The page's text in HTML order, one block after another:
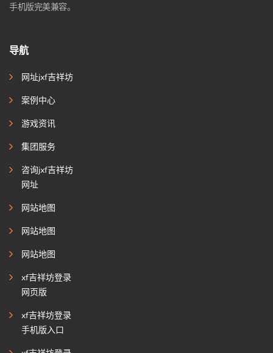
手机版完美兼容。
导航
网址jxf吉祥坊
案例中心
游戏资讯
集团服务
咨询jxf吉祥坊
网址
网站地图
网站地图
网站地图
xf吉祥坊登录
网页版
xf吉祥坊登录
手机版入口